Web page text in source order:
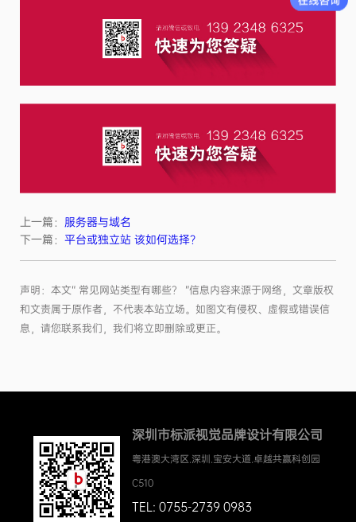
上一篇： 服务器与域名
下一篇： 平台或独立站 该如何选择？
声明：本文“ 常见网站类型有哪些？ ”信息内容来源于网络，文章版权
和文责属于原作者，不代表本站立场。如图文有侵权、虚假或错误信
息，请您联系我们，我们将立即删除或更正。
深圳市标派视觉品牌设计有限公司
粤港澳大湾区.深圳.宝安大道.卓越共赢科创园
C510
TEL: 0755-2739 0983